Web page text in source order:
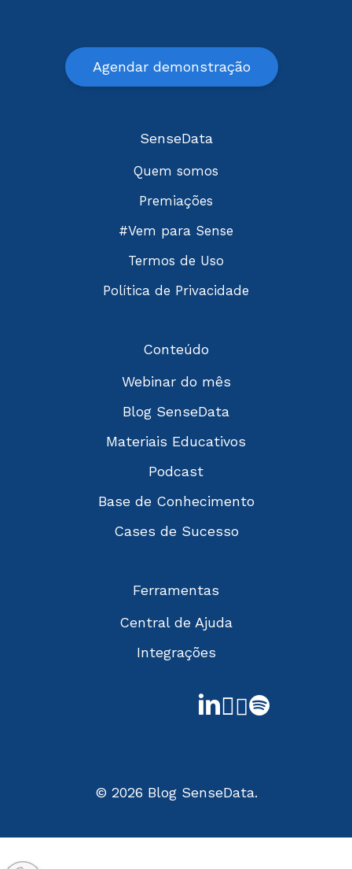
Agendar demonstração
SenseData
Quem somos
Premiações
#Vem para Sense
Termos de Uso
Política de Privacidade
Conteúdo
Webinar do mês
Blog SenseData
Materiais Educativos
Podcast
Base de Conhecimento
Cases de Sucesso
Ferramentas
Central de Ajuda
Integrações
linkedinyoutube
instagram
spotify
© 2026 Blog SenseData.